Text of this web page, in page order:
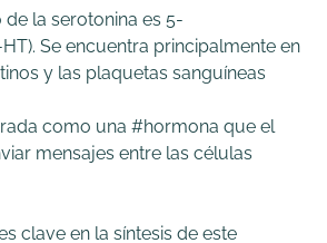
la serotonina es 5-
Se encuentra principalmente en
y las plaquetas sanguíneas
como una #hormona que el
mensajes entre las células
clave en la síntesis de este